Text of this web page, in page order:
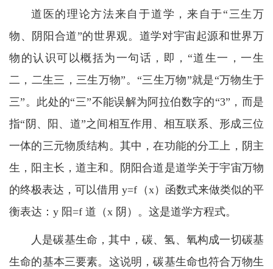
道医的理论方法来自于道学，来自于“三生万
物、阴阳合道”的世界观。道学对宇宙起源和世界万
物的认识可以概括为一句话，即，“道生一，一生
二，二生三，三生万物”。“三生万物”就是“万物生于
三”。此处的“三”不能误解为阿拉伯数字的“3”，而是
指“阴、阳、道”之间相互作用、相互联系、形成三位
一体的三元物质结构。其中，在功能的分工上，阴主
生，阳主长，道主和。阴阳合道是道学关于宇宙万物
的终极表达，可以借用 y=f（x）函数式来做类似的平
衡表达：y 阳=f 道（x 阴）。这是道学方程式。
人是碳基生命，其中，碳、氢、氧构成一切碳基
生命的基本三要素。这说明，碳基生命也符合万物生